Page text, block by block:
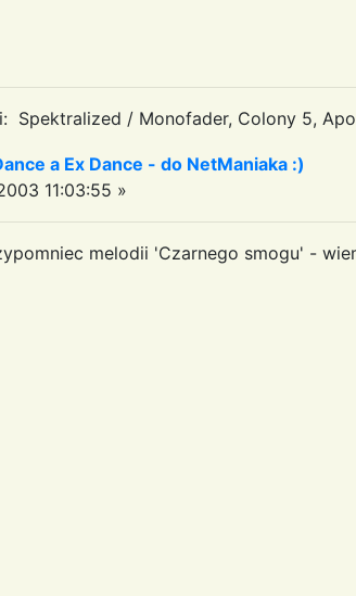
Spektralized / Monofader, Colony 5,
a Ex Dance - do NetManiaka :)
11:03:55 »
melodii 'Czarnego smogu' -